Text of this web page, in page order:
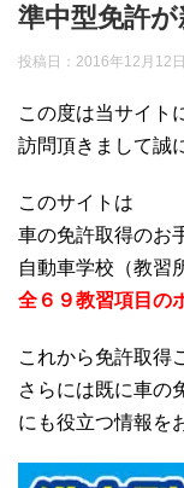
準中型免許
投稿日：2016年12月12
この度は当サイト
訪問頂きまして誠
このサイトは
車の免許取得のお
自動車学校（教習
全６９教習項目の
これから免許取得
さらには既に車の
にも役立つ情報を